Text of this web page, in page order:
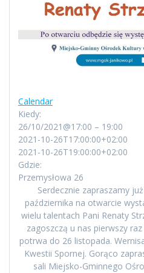
Calendar
Kiedy:
26/10/2021@17:00 – 19:00
2021-10-26T17:00:00+02:00
2021-10-26T19:00:00+02:00
Gdzie:
Przemysłowa 26
Serdecznie zapraszamy
października na otwarcie
wielu talentach Pani Renaty
zagoszczą u nas pierwszy
potrwa do 26 listopada.
Kwestii Spornej. Gorąco
sali Miejsko-Gminnego